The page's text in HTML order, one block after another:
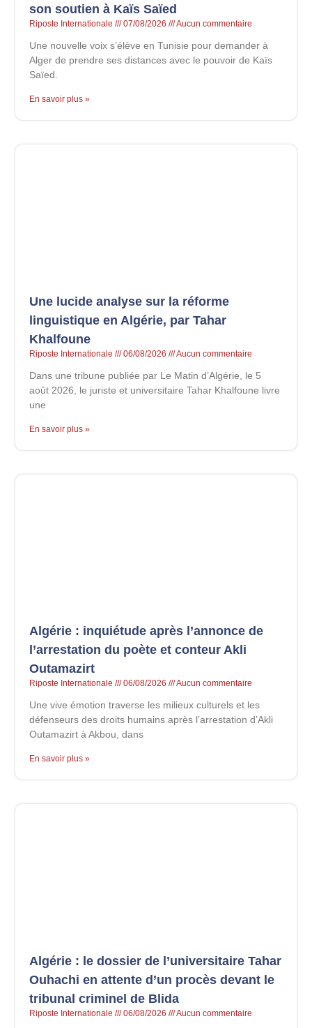
son soutien à Kaïs Saïed
Riposte Internationale 07/08/2026 Aucun commentaire
Une nouvelle voix s’élève en Tunisie pour demander à
Alger de prendre ses distances avec le pouvoir de Kaïs
Saïed.
En savoir plus »
Une lucide analyse sur la réforme
linguistique en Algérie, par Tahar
Khalfoune
Riposte Internationale 06/08/2026 Aucun commentaire
Dans une tribune publiée par Le Matin d’Algérie, le 5
août 2026, le juriste et universitaire Tahar Khalfoune livre
une
En savoir plus »
Algérie : inquiétude après l’annonce de
l’arrestation du poète et conteur Akli
Outamazirt
Riposte Internationale 06/08/2026 Aucun commentaire
Une vive émotion traverse les milieux culturels et les
défenseurs des droits humains après l’arrestation d’Akli
Outamazirt à Akbou, dans
En savoir plus »
Algérie : le dossier de l’universitaire Tahar
Ouhachi en attente d’un procès devant le
tribunal criminel de Blida
Riposte Internationale 06/08/2026 Aucun commentaire